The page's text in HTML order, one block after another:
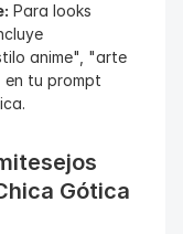
Para looks
anime", "arte
tu prompt
Gótica